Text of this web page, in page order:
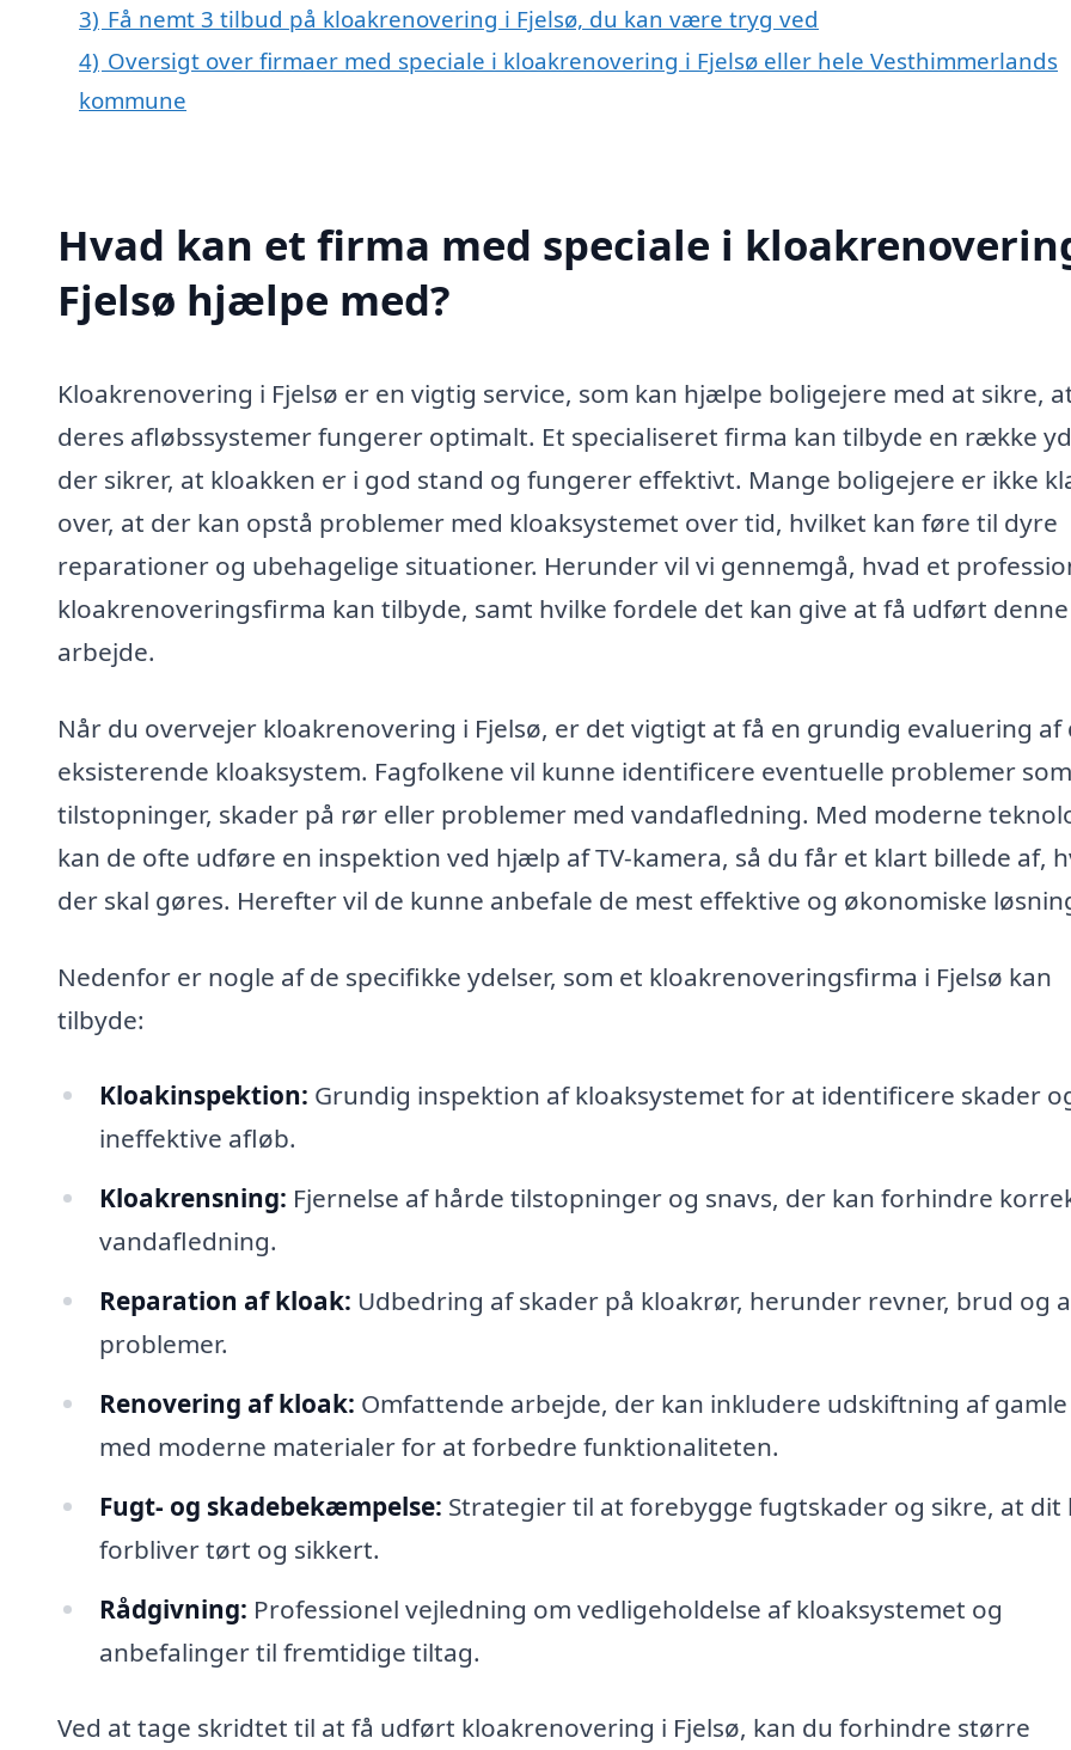
3) Få nemt 3 tilbud på kloakrenovering i Fjelsø, du kan være tryg ved
4) Oversigt over firmaer med speciale i kloakrenovering i Fjelsø eller hele Vesthimmerlands
kommune
Hvad kan et firma med speciale i
Fjelsø hjælpe med?
Kloakrenovering i Fjelsø er en vigtig service, som kan hjælpe boligejere med at sikre,
deres afløbssystemer fungerer optimalt. Et specialiseret firma kan tilbyde en række
der sikrer, at kloakken er i god stand og fungerer effektivt. Mange boligejere er ikke
over, at der kan opstå problemer med kloaksystemet over tid, hvilket kan føre til dyre
reparationer og ubehagelige situationer. Herunder vil vi gennemgå, hvad et
kloakrenoveringsfirma kan tilbyde, samt hvilke fordele det kan give at få udført
arbejde.
Når du overvejer kloakrenovering i Fjelsø, er det vigtigt at få en grundig evaluering af
eksisterende kloaksystem. Fagfolkene vil kunne identificere eventuelle problemer som
tilstopninger, skader på rør eller problemer med vandafledning. Med moderne
kan de ofte udføre en inspektion ved hjælp af TV-kamera, så du får et klart billede af,
der skal gøres. Herefter vil de kunne anbefale de mest effektive og økonomiske
Nedenfor er nogle af de specifikke ydelser, som et kloakrenoveringsfirma i Fjelsø kan
tilbyde:
Kloakinspektion: Grundig inspektion af kloaksystemet for at identificere skader
ineffektive afløb.
Kloakrensning: Fjernelse af hårde tilstopninger og snavs, der kan forhindre
vandafledning.
Reparation af kloak: Udbedring af skader på kloakrør, herunder revner, brud og
problemer.
Renovering af kloak: Omfattende arbejde, der kan inkludere udskiftning af
med moderne materialer for at forbedre funktionaliteten.
Fugt- og skadebekæmpelse: Strategier til at forebygge fugtskader og sikre, at dit
forbliver tørt og sikkert.
Rådgivning: Professionel vejledning om vedligeholdelse af kloaksystemet og
anbefalinger til fremtidige tiltag.
Ved at tage skridtet til at få udført kloakrenovering i Fjelsø, kan du forhindre større